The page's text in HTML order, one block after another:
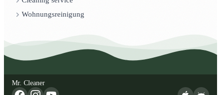
Wohnungsreinigung
Mr. Cleaner